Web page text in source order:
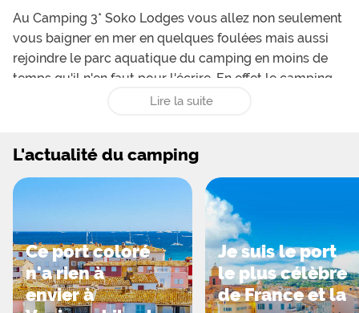
Au Camping 3* Soko Lodges vous allez non seulement
vous baigner en mer en quelques foulées mais aussi
rejoindre le parc aquatique du camping en moins de
temps qu'il n'en faut pour l'écrire. En effet le camping
vous accueille autour d'une grande piscine de plein air
solarium où sont disposées des chaises longues et des
parasols.
Côté logements, le camping Soko Lodges vous
propose différentes solutions location, toutes de
qualité et de bon rapport qualité-prix. Vous trouverez
des chalets tout en bois de 4 places avec deux
chambres et une terrasse sur le terre-plein munie de
Lire la suite
L'actualité du camping
Ce port coloré
n'a rien à
envier à
Je suis le port
le plus célèbre
de France et la